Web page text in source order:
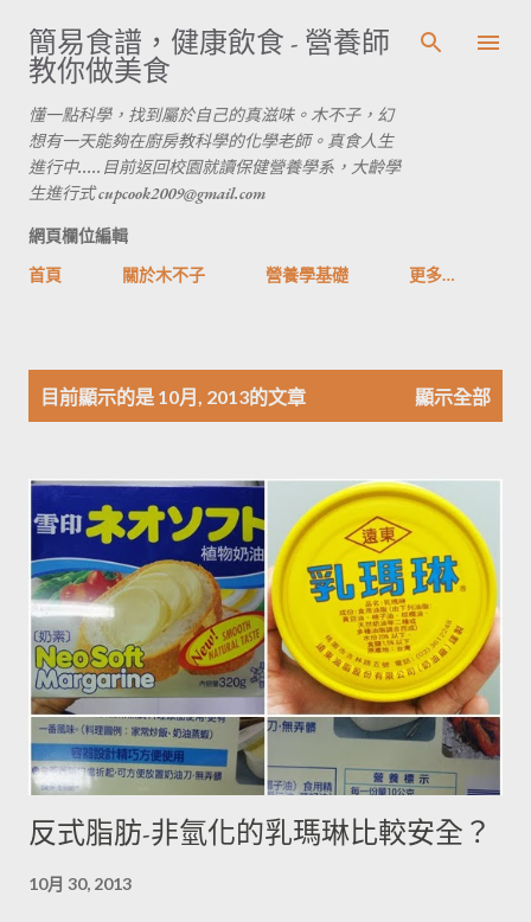
跳到主要內容
簡易食譜，健康飲食 - 營養師
教你做美食
懂一點科學，找到屬於自己的真滋味。木不子，幻
想有一天能夠在廚房教科學的化學老師。真食人生
進行中.....目前返回校園就讀保健營養學系，大齡學
生進行式 cupcook2009@gmail.com
網頁欄位編輯
首頁
關於木不子 營養學基礎 更多…
目前顯示的是 10月, 2013的文章 顯示全部
反式脂肪-非氫化的乳瑪琳比較安全？
10月 30, 2013